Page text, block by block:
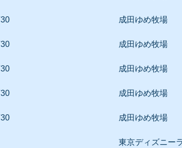
成田ゆめ牧場
成田ゆめ牧場
成田ゆめ牧場
成田ゆめ牧場
成田ゆめ牧場
東京ディズニー